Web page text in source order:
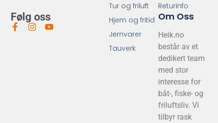
Følg oss
Returinfo
Om Oss
Heik.no
består av et
dedikert team
med stor
interesse for
båt-, fiske- og
friluftsliv. Vi
tilbyr rask
Tur og friluft
Hjem og fritid
Jernvarer
Tauverk